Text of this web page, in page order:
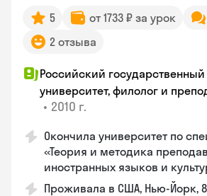
5 от 1733 ₽ за урок
2 отзыва
Российский
университет, филолог и
• 2010 г.
Окончила университет по
«Теория и методика
иностранных языков и
Проживала в США, Нью-Йорк,